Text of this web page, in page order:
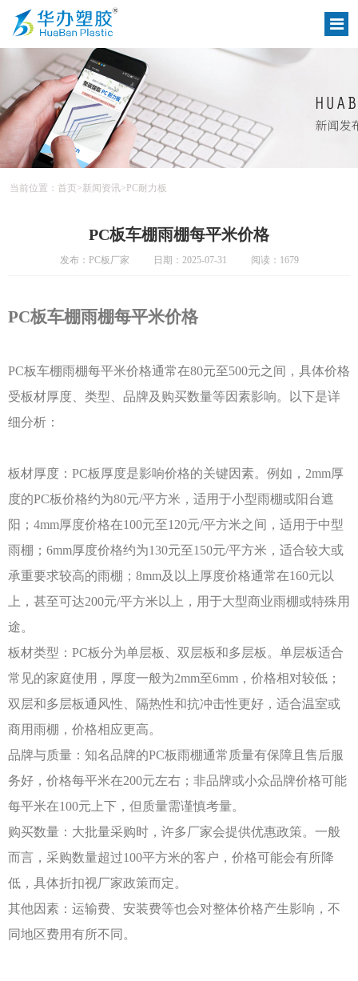
当前位置： 首页>新闻资讯> PC耐力板
PC板车棚雨棚每平米价格
发布：PC板厂家 日期：2025-07-31 阅读：1679
PC板车棚雨棚每平米价格
PC板车棚雨棚每平米价格通常在80元至500元之间，具体价格
受板材厚度、类型、品牌及购买数量等因素影响。以下是详
细分析：
板材厚度： PC板厚度是影响价格的关键因素。例如，2mm厚
度的PC板价格约为80元/平方米，适用于小型雨棚或阳台遮
阳；4mm厚度价格在100元至120元/平方米之间，适用于中型
雨棚；6mm厚度价格约为130元至150元/平方米，适合较大或
承重要求较高的雨棚；8mm及以上厚度价格通常在160元以
上，甚至可达200元/平方米以上，用于大型商业雨棚或特殊用
途。
板材类型： PC板分为单层板、双层板和多层板。单层板适合
常见的家庭使用，厚度一般为2mm至6mm，价格相对较低；
双层和多层板通风性、隔热性和抗冲击性更好，适合温室或
商用雨棚，价格相应更高。
品牌与质量：知名品牌的PC板雨棚通常质量有保障且售后服
务好，价格每平米在200元左右；非品牌或小众品牌价格可能
每平米在100元上下，但质量需谨慎考量。
购买数量：大批量采购时，许多厂家会提供优惠政策。一般
而言，采购数量超过100平方米的客户，价格可能会有所降
低，具体折扣视厂家政策而定。
其他因素：运输费、安装费等也会对整体价格产生影响，不
同地区费用有所不同。